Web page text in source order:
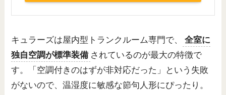
キュラーズは屋内型トランクルーム専門で、
全室に
独自空調が標準装備 されているのが最大の特徴で
す。「空調付きのはずが非対応だった」という失敗
がないので、温湿度に敏感な節句人形にぴったり。